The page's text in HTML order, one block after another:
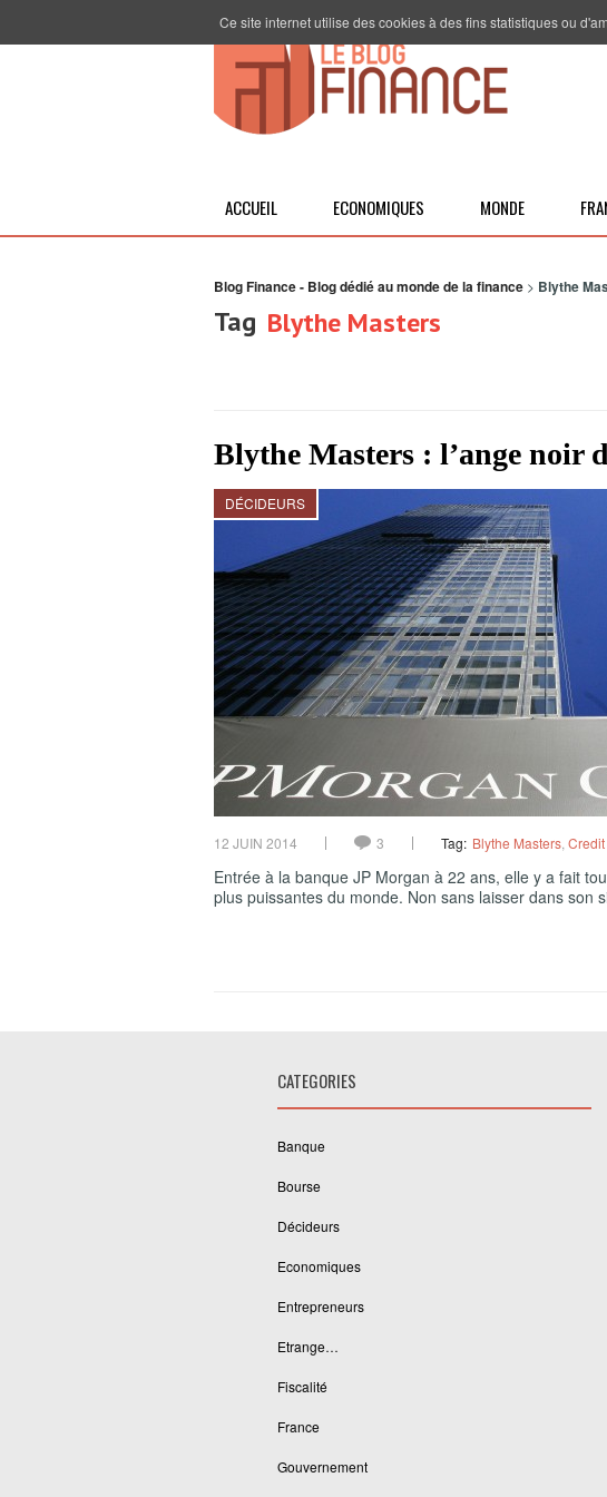
ACCUEIL ECONOMIQUES MONDE
Blog Finance - Blog dédié au monde de la finance > Blythe
Tag Blythe Masters
Blythe Masters : l’ange noir
DÉCIDEURS
12 JUIN 2014 3 Tag: Blythe Masters
Entrée à la banque JP Morgan à 22 ans, elle y a fait
plus puissantes du monde. Non sans laisser dans son
CATEGORIES
Banque
Bourse
Décideurs
Economiques
Entrepreneurs
Etrange…
Fiscalité
France
Gouvernement
Ce site internet utilise des cookies à des fins statistiques ou